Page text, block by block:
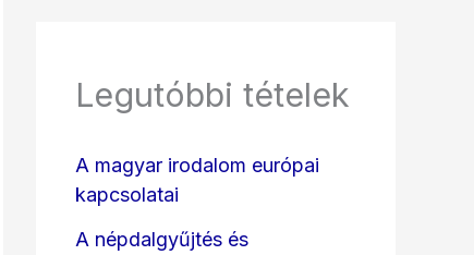
Legutóbbi tételek
A magyar irodalom európai
kapcsolatai
A népdalgyűjtés és